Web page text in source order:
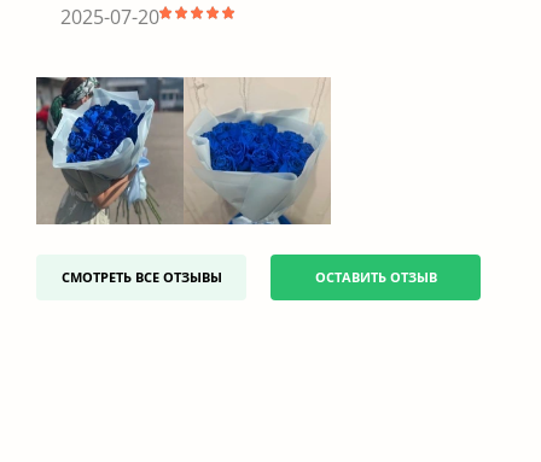
2025-07-20
СМОТРЕТЬ ВСЕ ОТЗЫВЫ ОСТАВИТЬ ОТЗЫВ